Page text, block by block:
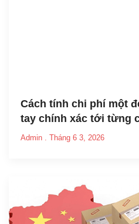
Cách tính chi phí một
tay chính xác tới từng
Admin Tháng 6 3, 2026